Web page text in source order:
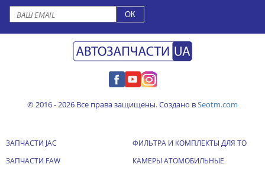
© 2016 - 2026 Все права защищены. Создано вSeotm.com
ЗАПЧАСТИ JAC
ЗАПЧАСТИ FAW
ФИЛЬТРА И КОМПЛЕКТЫ ДЛЯ ТО
КАМЕРЫ АТОМОБИЛЬНЫЕ